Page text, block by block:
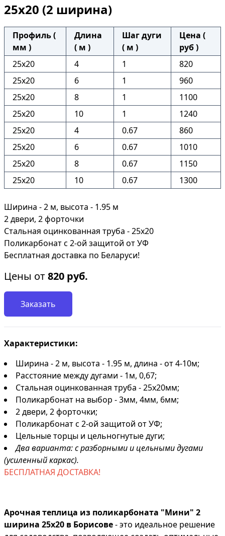
25х20 (2 ширина)
Профиль (
мм )
Длина
( м )
Шаг дуги
( м )
Цена (
руб )
25x20
4 1
820
25x20
6 1
960
25x20
8 1
1100
25x20
10 1
1240
25x20
4 0.67
860
25x20
6 0.67
1010
25x20
8 0.67
1150
25x20
10 0.67 1300
Ширина - 2 м, высота - 1.95 м
2 двери, 2 форточки
Стальная оцинкованная труба - 25х20
Поликарбонат с 2-ой защитой от УФ
Бесплатная доставка по Беларуси!
Цены от820 руб.
Заказать
Характеристики:
Ширина - 2 м, высота - 1.95 м, длина - от 4-10м;
Расстояние между дугами - 1м, 0,67;
Стальная оцинкованная труба - 25х20мм;
Поликарбонат на выбор - 3мм, 4мм, 6мм;
2 двери, 2 форточки;
Поликарбонат с 2-ой защитой от УФ;
Цельные торцы и цельногнутые дуги;
Два варианта: с разборными и цельными дугами
(усиленный каркас).
БЕСПЛАТНАЯ ДОСТАВКА!
Арочная теплица из поликарбоната "Мини" 2
ширина 25х20 в Борисове- это идеальное решение